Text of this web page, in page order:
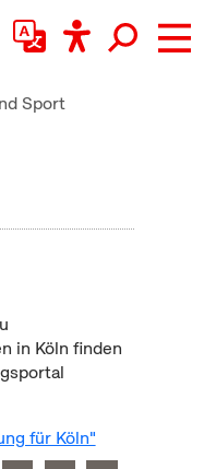
Sport
in Köln finden
für Köln"